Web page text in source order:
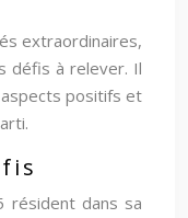
extraordinaires,
défis à relever. Il
positifs et
résident dans sa